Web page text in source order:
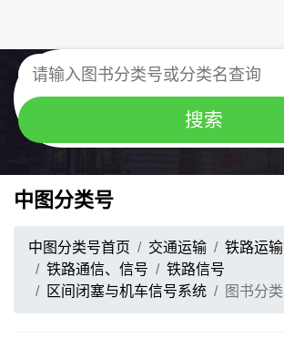
中图分类号
中图分类号首页 交通运输
铁路运输
铁路通信、信号
铁路信号
区间闭塞与机车信号系统
图书分类